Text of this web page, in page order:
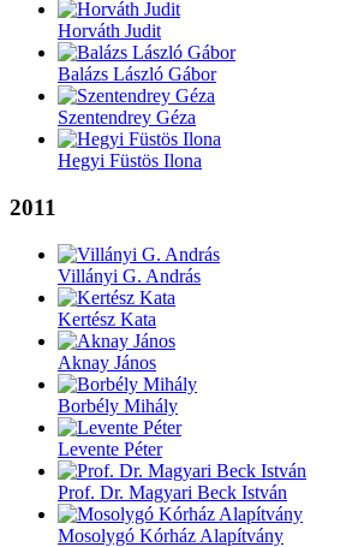
Horváth Judit
Balázs László Gábor
Szentendrey Géza
Hegyi Füstös Ilona
2011
Villányi G. András
Kertész Kata
Aknay János
Borbély Mihály
Levente Péter
Prof. Dr. Magyari Beck István
Mosolygó Kórház Alapítvány